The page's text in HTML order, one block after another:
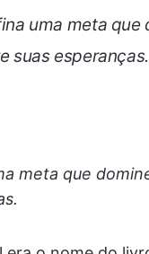
uma meta
suas esperanças.
meta que